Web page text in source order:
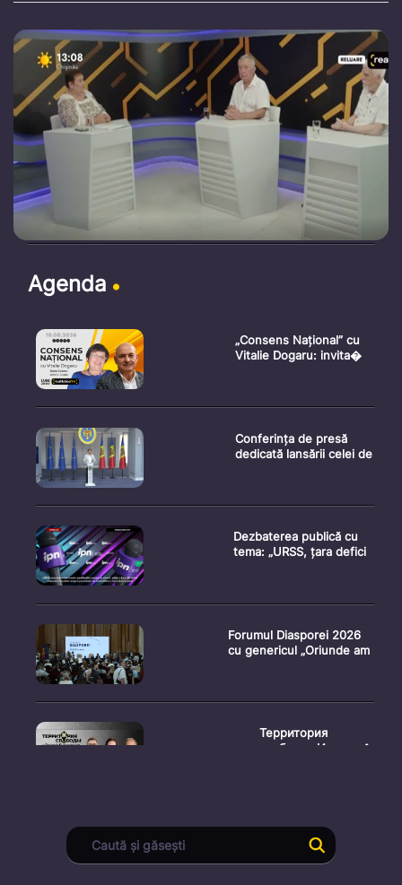
Agenda
„Consens Național” cu
Vitalie Dogaru: invita�
Conferința de presă
dedicată lansării celei de
Dezbaterea publică cu
tema: „URSS, țara defici
Forumul Diasporei 2026
cu genericul „Oriunde am
Территория
свободы. Испыта�
Conferință de presă
susținută de prim-
ministr